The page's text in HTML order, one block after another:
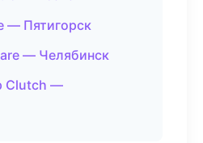
— Пятигорск
— Челябинск
Clutch —